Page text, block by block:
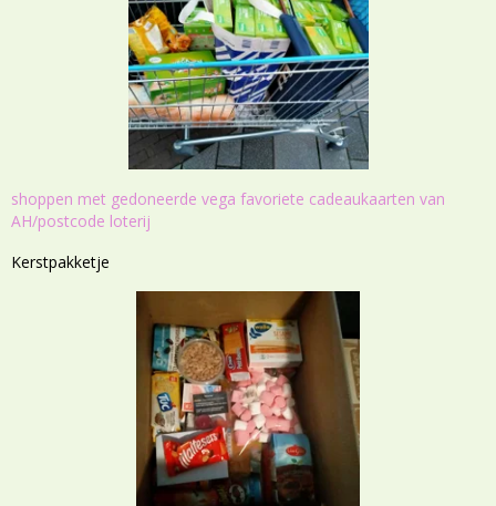
shoppen met gedoneerde vega favoriete cadeaukaarten van
AH/postcode loterij
Kerstpakketje